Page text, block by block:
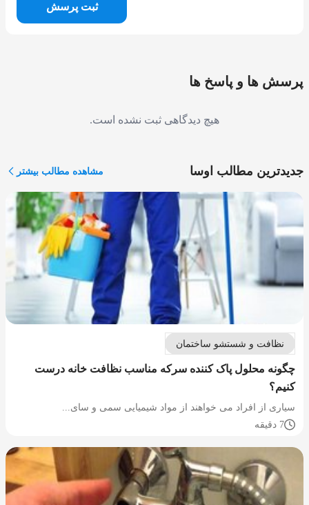
ثبت پرسش
پرسش ها و پاسخ ها
هیچ دیدگاهی ثبت نشده است.
جدیدترین مطالب اوسا مشاهده مطالب بیشتر
نظافت و شستشو ساختمان
چگونه محلول پاک کننده سرکه مناسب نظافت خانه درست
کنیم؟
سیاری از افراد می خواهند از مواد شیمیایی سمی و سای...
7 دقیقه